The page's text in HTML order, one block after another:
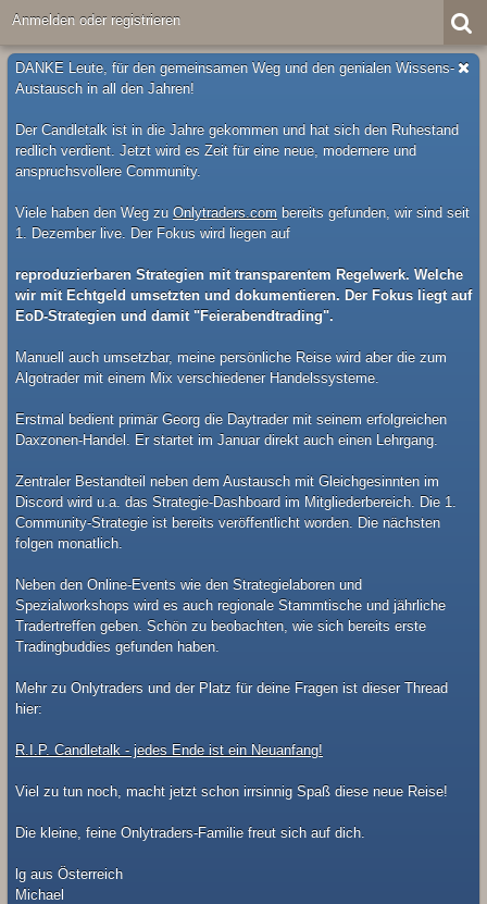
Anmelden oder registrieren
DANKE Leute, für den gemeinsamen Weg und den genialen Wissens-
Austausch in all den Jahren!
Der Candletalk ist in die Jahre gekommen und hat sich den Ruhestand
redlich verdient. Jetzt wird es Zeit für eine neue, modernere und
anspruchsvollere Community.
Viele haben den Weg zu Onlytraders.com bereits gefunden, wir sind seit
1. Dezember live. Der Fokus wird liegen auf
reproduzierbaren Strategien mit transparentem Regelwerk. Welche
wir mit Echtgeld umsetzten und dokumentieren. Der Fokus liegt auf
EoD-Strategien und damit "Feierabendtrading".
Manuell auch umsetzbar, meine persönliche Reise wird aber die zum
Algotrader mit einem Mix verschiedener Handelssysteme.
Erstmal bedient primär Georg die Daytrader mit seinem erfolgreichen
Daxzonen-Handel. Er startet im Januar direkt auch einen Lehrgang.
Zentraler Bestandteil neben dem Austausch mit Gleichgesinnten im
Discord wird u.a. das Strategie-Dashboard im Mitgliederbereich. Die 1.
Community-Strategie ist bereits veröffentlicht worden. Die nächsten
folgen monatlich.
Neben den Online-Events wie den Strategielaboren und
Spezialworkshops wird es auch regionale Stammtische und jährliche
Tradertreffen geben. Schön zu beobachten, wie sich bereits erste
Tradingbuddies gefunden haben.
Mehr zu Onlytraders und der Platz für deine Fragen ist dieser Thread
hier:
R.I.P. Candletalk - jedes Ende ist ein Neuanfang!
Viel zu tun noch, macht jetzt schon irrsinnig Spaß diese neue Reise!
Die kleine, feine Onlytraders-Familie freut sich auf dich.
lg aus Österreich
Michael